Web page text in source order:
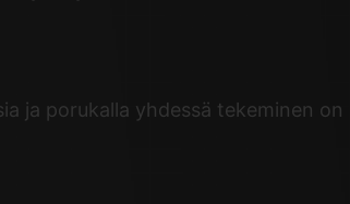
ja porukalla yhdessä tekeminen on